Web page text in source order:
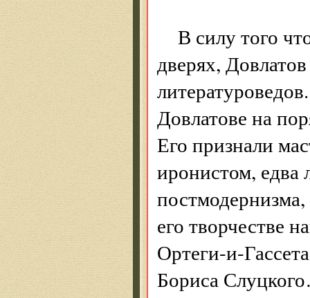
В силу того
дверях,
Довлатове на
Его признали
иронистом, едва
его творчестве
Ортеги-и-
Бориса